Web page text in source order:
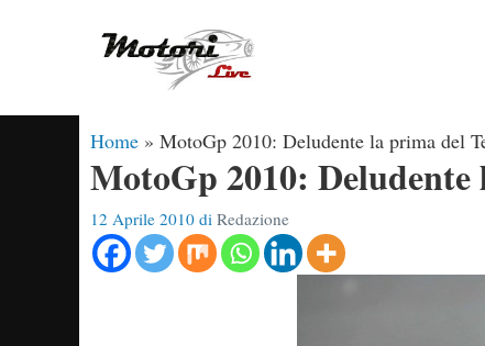
Home » MotoGp 2010: Deludente la prima del
MotoGp 2010:
12 Aprile 2010 di Redazione